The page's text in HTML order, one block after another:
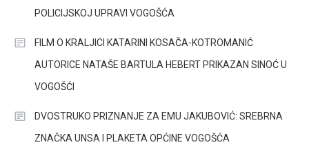
POLICIJSKOJ UPRAVI VOGOŠĆA
FILM O KRALJICI KATARINI KOSAČA-KOTROMANIĆ
AUTORICE NATAŠE BARTULA HEBERT PRIKAZAN SINOĆ U
VOGOŠĆI
DVOSTRUKO PRIZNANJE ZA EMU JAKUBOVIĆ: SREBRNA
ZNAČKA UNSA I PLAKETA OPĆINE VOGOŠĆA